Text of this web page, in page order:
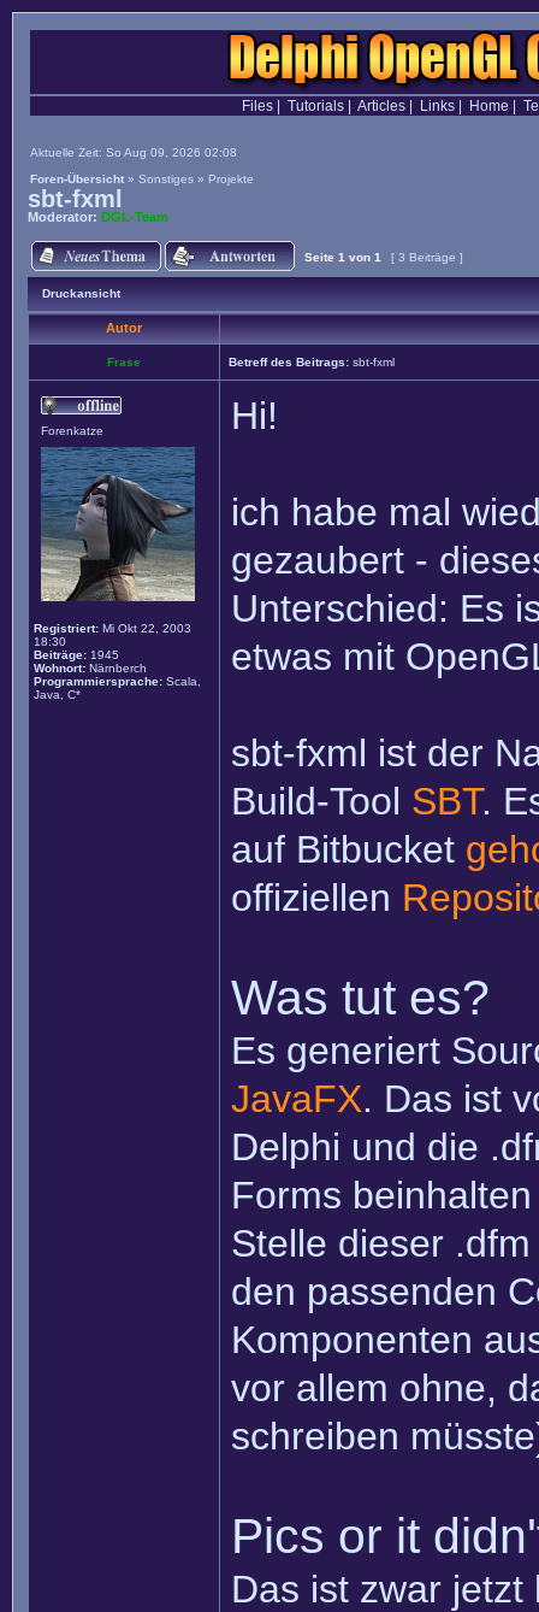
Files| Tutorials| Articles| Links| Home
Aktuelle Zeit: So Aug 09, 2026 02:08
Foren-Übersicht » Sonstiges » Projekte
sbt-fxml
Moderator: DGL-Team
Seite 1 von 1 [ 3 Beiträge ]
Druckansicht
Autor
Frase Betreff des Beitrags: sbt-fxml
Forenkatze
Registriert: Mi Okt 22, 2003
18:30
Beiträge: 1945
Wohnort: Närnberch
Programmiersprache: Scala,
Java, C*
Hi!
ich habe mal
gezaubert -
Unterschied: Es
etwas mit
sbt-fxml ist der
Build-Tool SBT.
auf Bitbucket
offiziellen
Was tut es?
Es generiert
JavaFX. Das ist
Delphi und die
Forms
Stelle dieser
den passenden
Komponenten
vor allem ohne,
schreiben
Pics or it
Das ist zwar